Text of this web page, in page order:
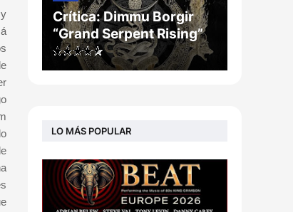
Crítica: Dimmu Borgir
“Grand Serpent Rising”
LO MÁS POPULAR